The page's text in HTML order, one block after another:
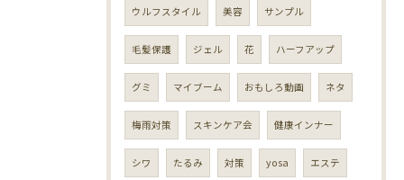
ウルフスタイル 美容 サンプル
毛髪保護 ジェル 花 ハーフアップ
グミ マイブーム おもしろ動画 ネタ
梅雨対策 スキンケア会 健康インナー
シワ たるみ 対策 yosa エステ